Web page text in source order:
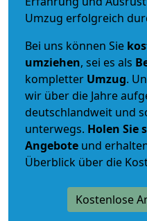
Umzug erfolgreich
Bei uns können Sie
umziehen, sei es als
kompletter Umzug.
wir über die Jahre
deutschlandweit und
unterwegs. Holen Sie
Angebote und
Überblick über die
Kostenlose